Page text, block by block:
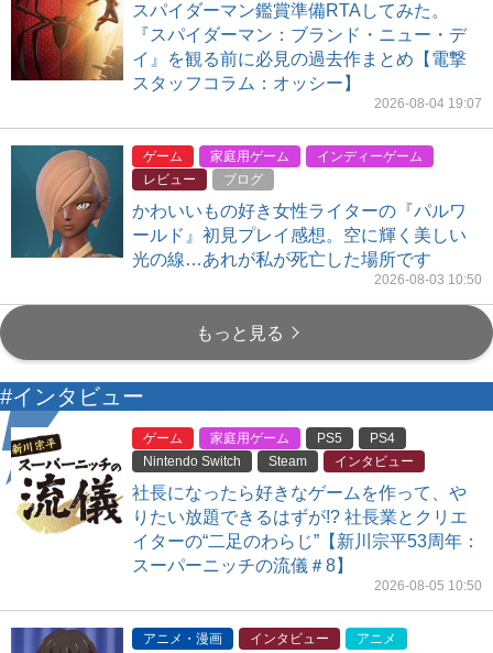
スパイダーマン鑑賞準備RTAしてみた。
『スパイダーマン：ブランド・ニュー・デ
イ』を観る前に必見の過去作まとめ【電撃
スタッフコラム：オッシー】
2026-08-04 19:07
ゲーム 家庭用ゲーム
インディーゲーム
レビュー
ブログ
かわいいもの好き女性ライターの『パルワ
ールド』初見プレイ感想。空に輝く美しい
光の線…あれが私が死亡した場所です
2026-08-03 10:50
もっと見る
#インタビュー
ゲーム 家庭用ゲーム PS5
PS4
Nintendo Switch
Steam インタビュー
社長になったら好きなゲームを作って、や
りたい放題できるはずが!? 社長業とクリエ
イターの“二足のわらじ”【新川宗平53周年：
スーパーニッチの流儀＃8】
2026-08-05 10:50
アニメ・漫画 インタビュー アニメ